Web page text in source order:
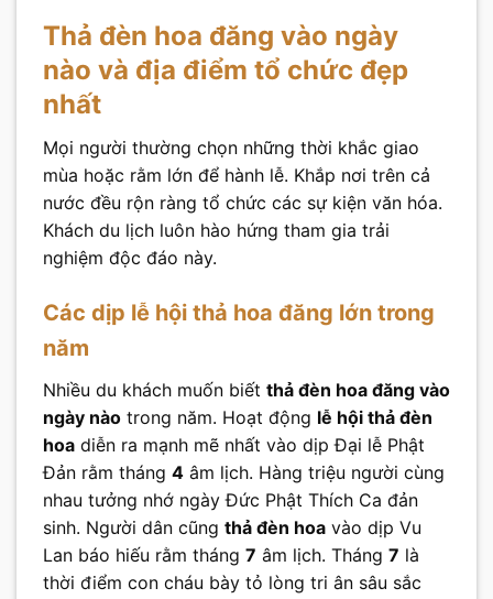
Thả đèn hoa đăng vào ngày
nào và địa điểm tổ chức đẹp
nhất
Mọi người thường chọn những thời khắc giao
mùa hoặc rằm lớn để hành lễ. Khắp nơi trên cả
nước đều rộn ràng tổ chức các sự kiện văn hóa.
Khách du lịch luôn hào hứng tham gia trải
nghiệm độc đáo này.
Các dịp lễ hội thả hoa đăng lớn trong
năm
Nhiều du khách muốn biết thả đèn hoa đăng vào
ngày nào trong năm. Hoạt động lễ hội thả đèn
hoa diễn ra mạnh mẽ nhất vào dịp Đại lễ Phật
Đản rằm tháng 4 âm lịch. Hàng triệu người cùng
nhau tưởng nhớ ngày Đức Phật Thích Ca đản
sinh. Người dân cũng thả đèn hoa vào dịp Vu
Lan báo hiếu rằm tháng 7 âm lịch. Tháng 7 là
thời điểm con cháu bày tỏ lòng tri ân sâu sắc